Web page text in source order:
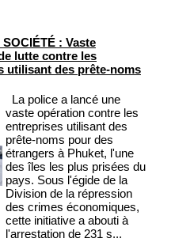
SOCIÉTÉ : Vaste
lutte contre les
utilisant des prête-noms
La police a lancé une
vaste opération contre les
entreprises utilisant des
prête-noms pour des
étrangers à Phuket, l'une
des îles les plus prisées du
pays. Sous l'égide de la
Division de la répression
des crimes économiques,
cette initiative a abouti à
l'arrestation de 231 s...